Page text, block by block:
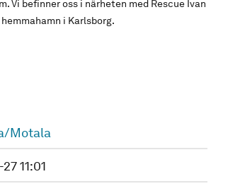
Vi befinner oss i närheten med Rescue Ivan
i Karlsborg.
Motala
11:01